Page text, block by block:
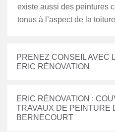
existe aussi des peintures
tonus à l’aspect de la
PRENEZ CONSEIL AVEC
ERIC RÉNOVATION
ERIC RÉNOVATION :
TRAVAUX DE PEINTURE
BERNECOURT